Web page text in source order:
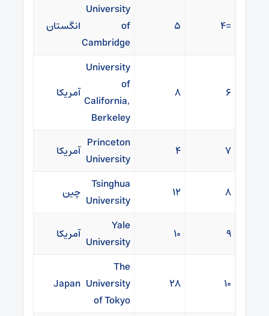
=۴ ۵
University
of
Cambridge
انگستان
۶ ۸
University
of
California,
Berkeley
آمریکا
۷ ۴
Princeton
University آمریکا
۸ ۱۲
Tsinghua
University چین
۹ ۱۰
Yale
University آمریکا
۱۰ ۲۸
The
University
of Tokyo
Japan